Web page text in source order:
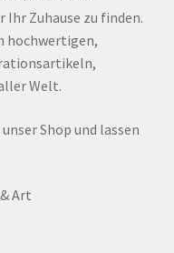
Ihr Zuhause zu finden.
hochwertigen,
Welt.
Shop und lassen
Art